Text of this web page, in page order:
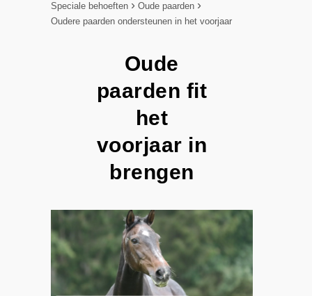
Speciale behoeften
Oude paarden
Oudere paarden ondersteunen in het voorjaar
Oude
paarden fit
het
voorjaar in
brengen